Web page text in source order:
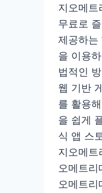
지오메
무료로
제공하는
을 이용
법적인
웹 기반
를 활용
을 쉽게
식 앱 스
지오메트
오메트리
오메트